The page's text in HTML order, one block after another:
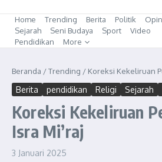
Home Trending Berita Politik
Sejarah
Seni Budaya Sport
Video
Pendidikan
More
Beranda /Trending / Koreksi Kekeliruan
Berita pendidikan Religi Sejarah
Koreksi Kekeliruan
Isra Mi’raj
3 Januari 2025